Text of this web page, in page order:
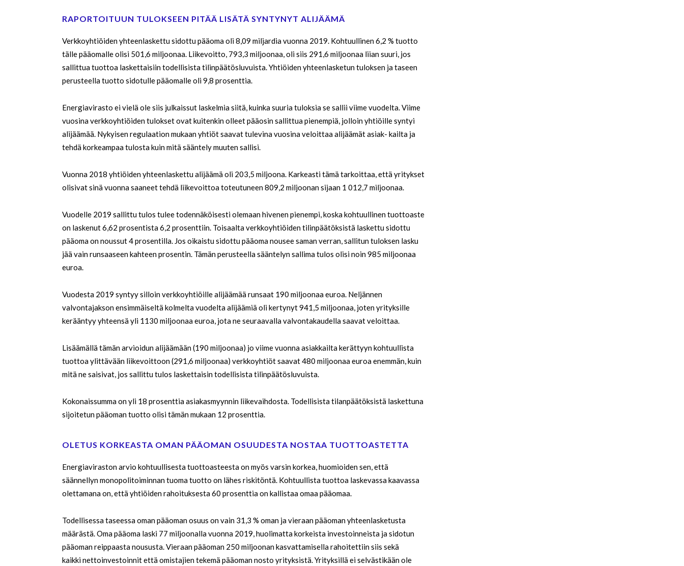
RAPORTOITUUN TULOKSEEN PITÄÄ LISÄTÄ SYNTYNYT ALIJÄÄMÄ
Verkkoyhtiöiden yhteenlaskettu sidottu pääoma oli 8,09 miljardia vuonna 2019. Kohtuullinen 6,2 % tuotto
tälle pääomalle olisi 501,6 miljoonaa. Liikevoitto, 793,3 miljoonaa, oli siis 291,6 miljoonaa liian suuri, jos
sallittua tuottoa laskettaisiin todellisista tilinpäätösluvuista. Yhtiöiden yhteenlasketun tuloksen ja taseen
perusteella tuotto sidotulle pääomalle oli 9,8 prosenttia.
Energiavirasto ei vielä ole siis julkaissut laskelmia siitä, kuinka suuria tuloksia se sallii viime vuodelta. Viime
vuosina verkkoyhtiöiden tulokset ovat kuitenkin olleet pääosin sallittua pienempiä, jolloin yhtiöille syntyi
alijäämää. Nykyisen regulaation mukaan yhtiöt saavat tulevina vuosina veloittaa alijäämät asiak- kailta ja
tehdä korkeampaa tulosta kuin mitä sääntely muuten sallisi.
Vuonna 2018 yhtiöiden yhteenlaskettu alijäämä oli 203,5 miljoona. Karkeasti tämä tarkoittaa, että yritykset
olisivat sinä vuonna saaneet tehdä liikevoittoa toteutuneen 809,2 miljoonan sijaan 1 012,7 miljoonaa.
Vuodelle 2019 sallittu tulos tulee todennäköisesti olemaan hivenen pienempi, koska kohtuullinen tuottoaste
on laskenut 6,62 prosentista 6,2 prosenttiin. Toisaalta verkkoyhtiöiden tilinpäätöksistä laskettu sidottu
pääoma on noussut 4 prosentilla. Jos oikaistu sidottu pääoma nousee saman verran, sallitun tuloksen lasku
jää vain runsaaseen kahteen prosentin. Tämän perusteella sääntelyn sallima tulos olisi noin 985 miljoonaa
euroa.
Vuodesta 2019 syntyy silloin verkkoyhtiöille alijäämää runsaat 190 miljoonaa euroa. Neljännen
valvontajakson ensimmäiseltä kolmelta vuodelta alijäämiä oli kertynyt 941,5 miljoonaa, joten yrityksille
kerääntyy yhteensä yli 1130 miljoonaa euroa, jota ne seuraavalla valvontakaudella saavat veloittaa.
Lisäämällä tämän arvioidun alijäämään (190 miljoonaa) jo viime vuonna asiakkailta kerättyyn kohtuullista
tuottoa ylittävään liikevoittoon (291,6 miljoonaa) verkkoyhtiöt saavat 480 miljoonaa euroa enemmän, kuin
mitä ne saisivat, jos sallittu tulos laskettaisin todellisista tilinpäätösluvuista.
Kokonaissumma on yli 18 prosenttia asiakasmyynnin liikevaihdosta. Todellisista tilanpäätöksistä laskettuna
sijoitetun pääoman tuotto olisi tämän mukaan 12 prosenttia.
OLETUS KORKEASTA OMAN PÄÄOMAN OSUUDESTA NOSTAA TUOTTOASTETTA
Energiaviraston arvio kohtuullisesta tuottoasteesta on myös varsin korkea, huomioiden sen, että
säännellyn monopolitoiminnan tuoma tuotto on lähes riskitöntä. Kohtuullista tuottoa laskevassa kaavassa
olettamana on, että yhtiöiden rahoituksesta 60 prosenttia on kallistaa omaa pääomaa.
Todellisessa taseessa oman pääoman osuus on vain 31,3 % oman ja vieraan pääoman yhteenlasketusta
määrästä. Oma pääoma laski 77 miljoonalla vuonna 2019, huolimatta korkeista investoinneista ja sidotun
pääoman reippaasta noususta. Vieraan pääoman 250 miljoonan kasvattamisella rahoitettiin siis sekä
kaikki nettoinvestoinnit että omistajien tekemä pääoman nosto yrityksistä. Yrityksillä ei selvästikään ole